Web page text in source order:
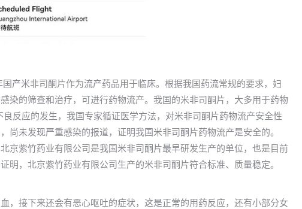
产米非司酮片作为流产药品用于临床。根据我国药流常规的要求，妇
染的筛查和治疗，可进行药物流产。我国的米非司酮片，大多用于药物
反应的发生，我国专家循证医学方法，对米非司酮片药物流产安全性
尚未发现严重感染的报道，证明我国米非司酮片药物流产是安全的。
京紫竹药业有限公司是我国米非司酮片最早研发生产的单位，也是目前
明，北京紫竹药业有限公司生产的米非司酮片符合标准、质量稳定。
，接下来还会有恶心呕吐的症状，这是正常的用药反应，还有小部分女